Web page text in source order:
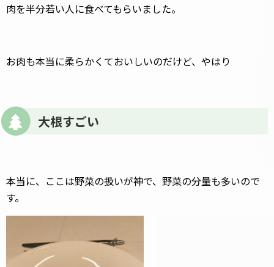
肉を半分若い人に食べてもらいました。
お肉も本当に柔らかくておいしいのだけど、やはり
大根すごい
本当に、ここは野菜の扱いが神で、野菜の分量も多いので
す。